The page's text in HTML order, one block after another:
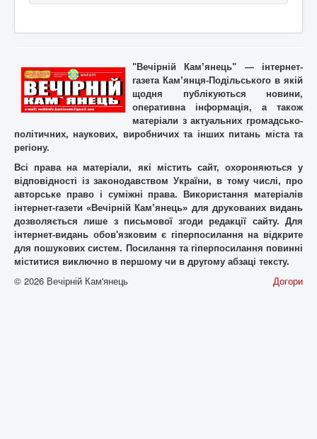
"Вечірній Кам’янець" — інтернет-
газета Кам’янця-Подільського в якій
щодня публікуються новини,
оперативна інформація, а також
матеріали з актуальних громадсько-
політичних, наукових, виробничих та інших питань міста та
регіону.
Всі права на матеріали, які містить cайт, охороняються у
відповідності із законодавством України, в тому числі, про
авторське право і суміжні права. Використання матерiалiв
інтернет-газети «Вечірній Кам’янець» для друкованих видань
дозволяється лише з письмової згоди редакції сайту. Для
iнтернет-видань обов'язковим є гiперпосилання на відкрите
для пошукових систем. Посилання та гіперпосилання повинні
міститися виключно в першому чи в другому абзаці тексту.
Догори
© 2026 Вечірній Кам'янець